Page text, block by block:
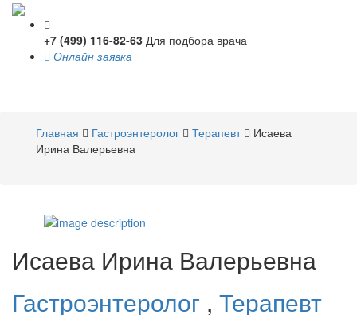
+7 (499) 116-82-63 Для подбора врача
Онлайн заявка
Главная
Гастроэнтеролог Терапевт
Исаева
Ирина Валерьевна
Исаева Ирина Валерьевна
Гастроэнтеролог , Терапевт